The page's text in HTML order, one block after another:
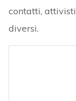
contatti,
diversi.